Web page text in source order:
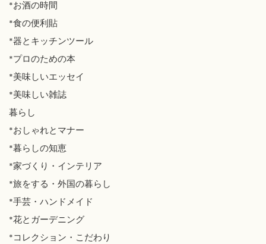
*お酒の時間
*食の便利貼
*器とキッチンツール
*プロのための本
*美味しいエッセイ
*美味しい雑誌
暮らし
*おしゃれとマナー
*暮らしの知恵
*家づくり・インテリア
*旅をする・外国の暮らし
*手芸・ハンドメイド
*花とガーデニング
*コレクション・こだわり